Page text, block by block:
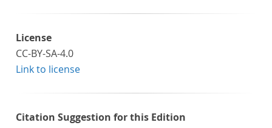
License
CC-BY-SA-4.0
Link to license
Citation Suggestion for this Edition